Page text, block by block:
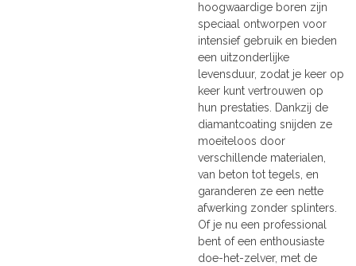
hoogwaardige boren zijn
speciaal ontworpen voor
intensief gebruik en bieden
een uitzonderlijke
levensduur, zodat je keer op
keer kunt vertrouwen op
hun prestaties. Dankzij de
diamantcoating snijden ze
moeiteloos door
verschillende materialen,
van beton tot tegels, en
garanderen ze een nette
afwerking zonder splinters.
Of je nu een professional
bent of een enthousiaste
doe-het-zelver, met de